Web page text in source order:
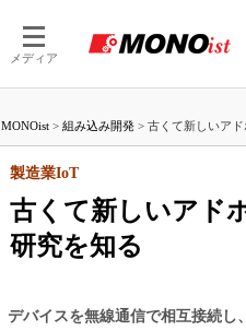
メディア
つなが
MONOist > 組み込み開発 > 古くて新しいアド
古くて新しいアド
研究を知る
製造業IoT
デバイスを無線通信で相互接続し